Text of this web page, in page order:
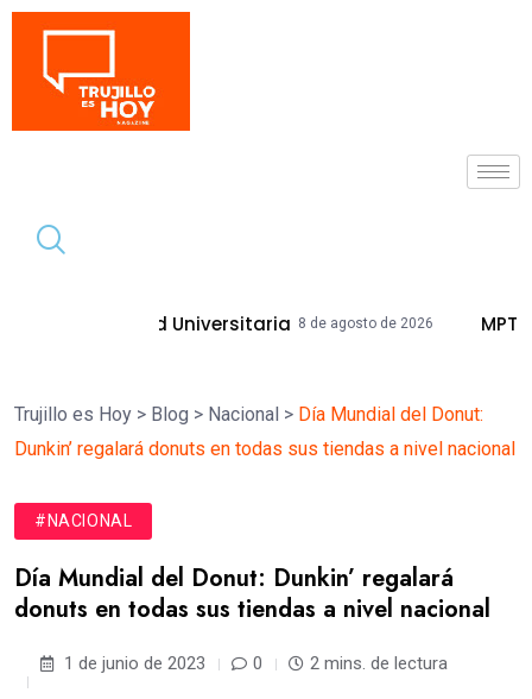
8 de agosto de 2026 MPT Mejorará
Trujillo es Hoy > Blog > Nacional > Día Mundial del Donut:
Dunkin’ regalará donuts en todas sus tiendas a nivel nacional
#NACIONAL
Día Mundial del Donut: Dunkin’ regalará
donuts en todas sus tiendas a nivel nacional
1 de junio de 2023 0 2 mins. de lectura